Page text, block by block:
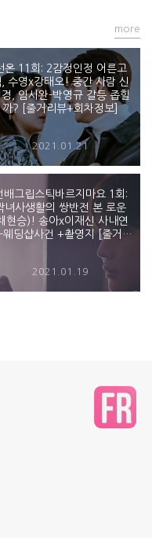
온 11회: 2감정인정 어른고
, 수영x강태오! 중간 사람 신
, 임시완-박영규 갈등 좁힐
까? [줄거리뷰+회차정보]
2021.01.21
배그립스틱바르지마요 1회:
녀사생활의 쌍반전 본 로운
현승)! 송아x이재신 사내연
웨딩샵사건 +촬영지 [줄거리
2021.01.19
more